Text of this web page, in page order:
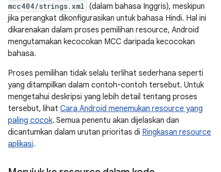
mcc404/strings.xml (dalam bahasa Inggris), meskipun
jika perangkat dikonfigurasikan untuk bahasa Hindi. Hal ini
dikarenakan dalam proses pemilihan resource, Android
mengutamakan kecocokan MCC daripada kecocokan
bahasa.
Proses pemilihan tidak selalu terlihat sederhana seperti
yang ditampilkan dalam contoh-contoh tersebut. Untuk
mengetahui deskripsi yang lebih detail tentang proses
tersebut, lihat Cara Android menemukan resource yang
paling cocok. Semua penentu akan dijelaskan dan
dicantumkan dalam urutan prioritas di Ringkasan resource
aplikasi.